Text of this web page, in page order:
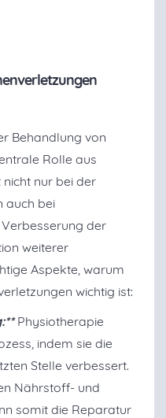
Behandlung von
Rolle aus
nicht nur bei der
auch bei
der
weiterer
Aspekte, warum
wichtig ist:
Physiotherapie
indem sie die
Stelle verbessert.
Nährstoff- und
somit die Reparatur